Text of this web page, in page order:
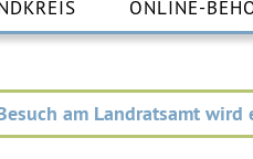
springen
ONLINE-
am Landratsamt